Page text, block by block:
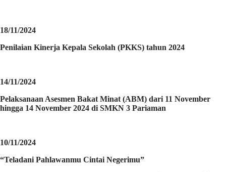
18/11/2024
Penilaian Kinerja Kepala Sekolah (PKKS) tahun 2024
14/11/2024
Pelaksanaan Asesmen Bakat Minat (ABM) dari 11 November
hingga 14 November 2024 di SMKN 3 Pariaman
10/11/2024
“Teladani Pahlawanmu Cintai Negerimu”